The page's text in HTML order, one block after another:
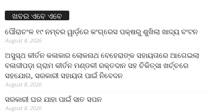
ଖବର ଏବେ ଏବେ
ପୌରାଚଂଳ ୧୯ ନମ୍ବର ୱାର୍ଡ଼ରେ କଂଗ୍ରେସ ପକ୍ଷରୁ ଶୁଖିଲା ଖାଦ୍ୟ ବଂଟନ
August 8, 2026
ଅସୁସ୍ଥ କୀର୍ତନ କଳାକାର ଲୋକନାଥ ବେହେରାଙ୍କ ସହାୟତାରେ ଆଗେଇଲା
ବଳାଜୀପଡ଼ା ଗ୍ରାମ କୀର୍ତନ ମଣ୍ଡଳୀ ରକ୍ତଦାନ ସହ ଚିକିତ୍ସା ଖର୍ଚ୍ଚରେ
ସହଯୋଗ, ସରକାରୀ ସହାୟତା ପାଇଁ ନିବେଦନ
August 8, 2026
ସରକାରୀ ଘର ଯାହା ପାଇଁ ସାତ ସପନ
August 8, 2026